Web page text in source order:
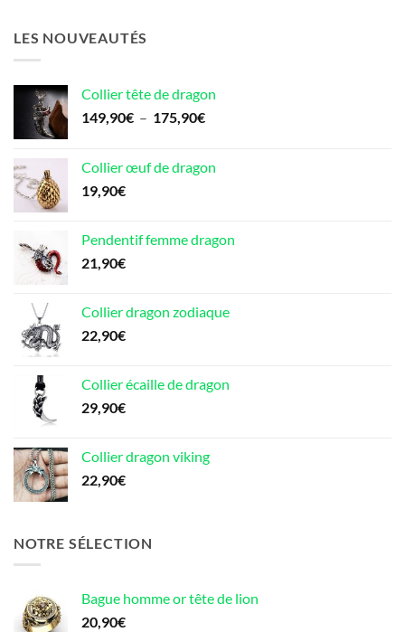
était :
LES NOUVEAUTÉS
Collier tête de dragon
149,90€ – 175,90€Plage
149,90€
Collier œuf de dragon
19,90€
Pendentif femme dragon
21,90€
Collier dragon zodiaque
22,90€
Collier écaille de dragon
29,90€
Collier dragon viking
22,90€
NOTRE SÉLECTION
Bague homme or tête de lion
20,90€